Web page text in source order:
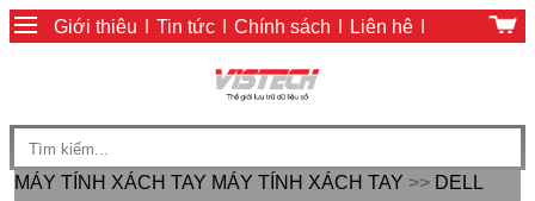
Giới thiệu Tin tức Chính sách Liên hệ
Giỏ hàng|Chính sách thanh toán
MÁY TÍNH XÁCH TAY MÁY TÍNH XÁCH TAY >> DELL